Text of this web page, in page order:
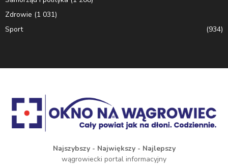
Zdrowie (1 031)
Sport
(934)
Najszybszy - Największy - Najlepszy
wągrowiecki portal informacyjny